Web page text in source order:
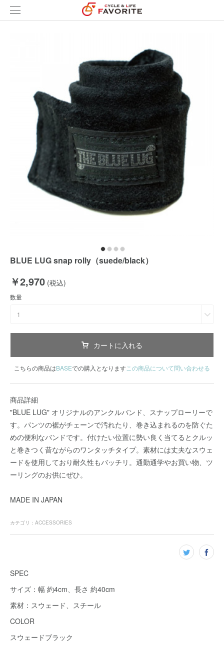
BLUE LUG snap rolly（suede/black）
￥2,970 (税込)
数量
1
カートに入れる
こちらの商品はBASEでの購入となりますこの商品について問い合わせる
商品詳細
"BLUE LUG" オリジナルのアンクルバンド、スナップローリーで
す。パンツの裾がチェーンで汚れたり、巻き込まれるのを防ぐた
めの便利なバンドです。付けたい位置に勢い良く当てるとクルッ
と巻きつく昔ながらのワンタッチタイプ。素材には丈夫なスウェ
ードを使用しており耐久性もバッチリ。通勤通学やお買い物、ツ
ーリングのお供にぜひ。
MADE IN JAPAN
カテゴリ ： ACCESSORIES
SPEC
サイズ：幅 約4cm、長さ 約40cm
素材：スウェード、スチール
COLOR
スウェードブラック